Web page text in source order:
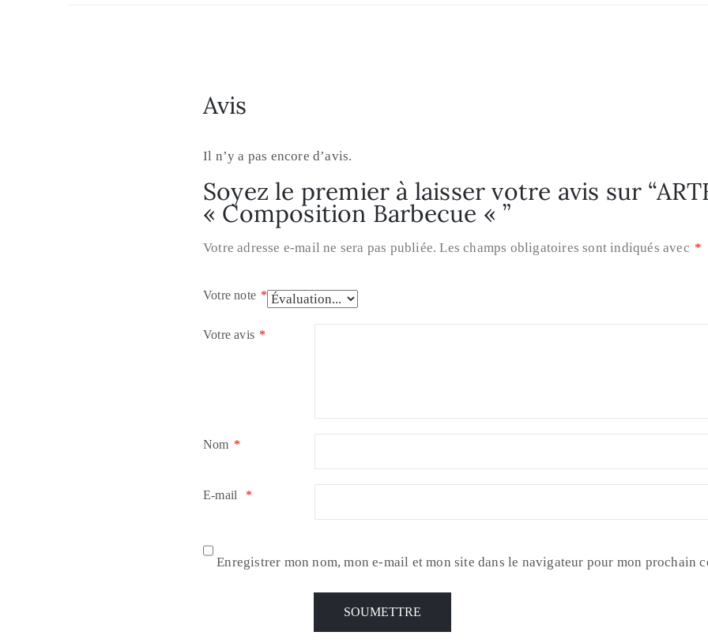
Avis
Il n’y a pas encore d’avis.
Soyez le premier à laisser votre avis sur
« Composition Barbecue « ”
Votre adresse e-mail ne sera pas publiée. Les champs obligatoires sont indiqués avec *
Votre note *
Votre avis *
Nom *
E-mail *
Enregistrer mon nom, mon e-mail et mon site dans le navigateur pour mon prochain